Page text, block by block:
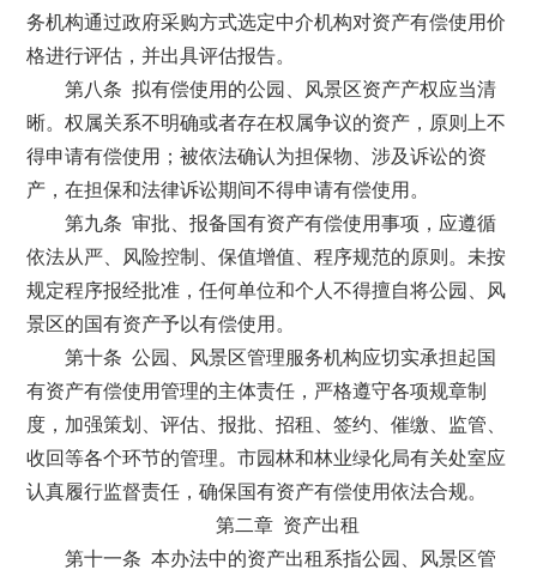
务机构通过政府采购方式选定中介机构对资产有偿使用价
格进行评估，并出具评估报告。
第八条 拟有偿使用的公园、风景区资产产权应当清
晰。权属关系不明确或者存在权属争议的资产，原则上不
得申请有偿使用；被依法确认为担保物、涉及诉讼的资
产，在担保和法律诉讼期间不得申请有偿使用。
第九条 审批、报备国有资产有偿使用事项，应遵循
依法从严、风险控制、保值增值、程序规范的原则。未按
规定程序报经批准，任何单位和个人不得擅自将公园、风
景区的国有资产予以有偿使用。
第十条 公园、风景区管理服务机构应切实承担起国
有资产有偿使用管理的主体责任，严格遵守各项规章制
度，加强策划、评估、报批、招租、签约、催缴、监管、
收回等各个环节的管理。市园林和林业绿化局有关处室应
认真履行监督责任，确保国有资产有偿使用依法合规。
第二章 资产出租
第十一条 本办法中的资产出租系指公园、风景区管